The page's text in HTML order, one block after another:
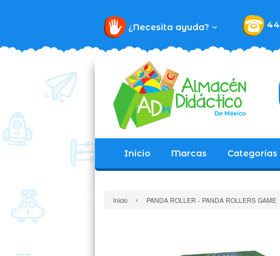
¿Necesita ayuda?
Inicio Marcas Categorías
Inicio › PANDA ROLLER - PANDA ROLLERS GAME